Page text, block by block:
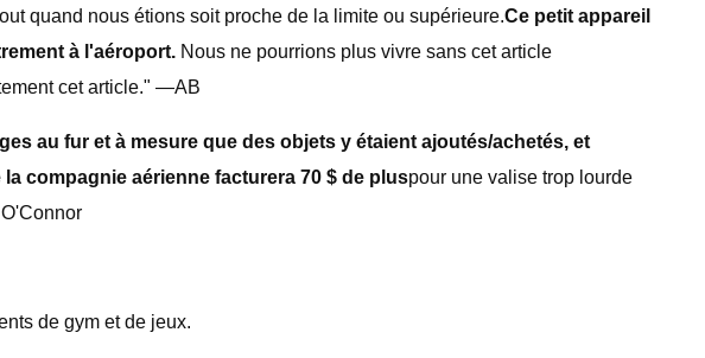
quand nous étions soit proche de la limite ou supérieure.Ce petit appareil
à l'aéroport. Nous ne pourrions plus vivre sans cet article
cet article." —AB
au fur et à mesure que des objets y étaient ajoutés/achetés, et
compagnie aérienne facturera 70 $ de pluspour une valise trop lourde
de gym et de jeux.